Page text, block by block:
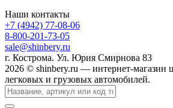
Наши контакты
+7 (4942) 77-08-06
8-800-201-73-05
sale@shinbery.ru
г. Кострома. Ул. Юрия Смирнова 83
2026 © shinbery.ru — интернет-магазин
легковых и грузовых автомобилей.